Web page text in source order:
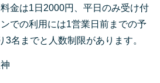
金は1日2000円、平日のみ受け付
での利用には1営業日前までの予
名までと人数制限があります。